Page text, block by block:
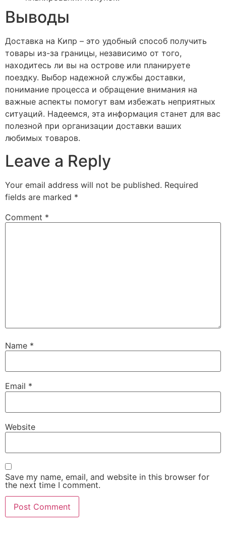
Выводы
Доставка на Кипр – это удобный способ получить
товары из-за границы, независимо от того,
находитесь ли вы на острове или планируете
поездку. Выбор надежной службы доставки,
понимание процесса и обращение внимания на
важные аспекты помогут вам избежать неприятных
ситуаций. Надеемся, эта информация станет для вас
полезной при организации доставки ваших
любимых товаров.
Leave a Reply
Your email address will not be published. Required
fields are marked *
Comment *
Name *
Email *
Website
Save my name, email, and website in this browser for
the next time I comment.